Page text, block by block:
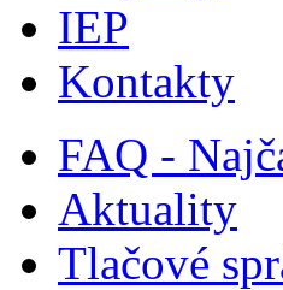
IEP
Kontakty
FAQ -
Aktuality
Tlačové